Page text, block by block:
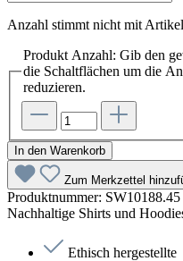
Anzahl stimmt nicht mit
Produkt Anzahl: Gib den
die Schaltflächen um die
reduzieren.
In den Warenkorb
Zum Merkzettel
Produktnummer: SW10188.45
Nachhaltige Shirts und
Ethisch hergestellte